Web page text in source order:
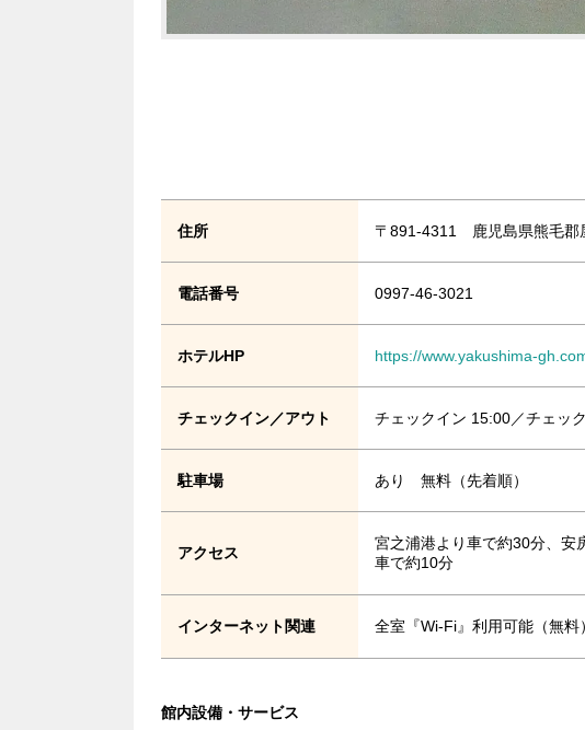
住所 〒891-4311 鹿児島県熊毛郡
電話番号 0997-46-3021
ホテルHP https://www.yakushima-
チェックイン／アウト チェックイン 15:00／チェッ
駐車場 あり 無料（先着順）
アクセス
宮之浦港より車で約30分、安
車で約10分
インターネット関連 全室『Wi-Fi』利用可能（無料）
館内設備・サービス